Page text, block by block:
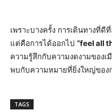
เพราะบางครั้ง การเดินทางที่
แต่คือการได้ออกไป “feel all
ความรู้สึกกับความงดงามของ
พบกับความหมายที่ยิ่งใหญ่ของ
TAGS